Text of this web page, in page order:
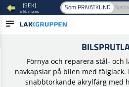
BRANSCHER
(SEK)
inkl. moms Som PRIVATKUND
Förnya och reparera stål- och
navkapslar på bilen med fälglack.
snabbtorkande akrylfärg med